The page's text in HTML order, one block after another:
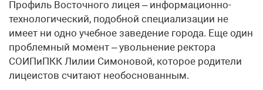
Профиль Восточного лицея – информационно-
технологический, подобной специализации не
имеет ни одно учебное заведение города. Еще один
проблемный момент – увольнение ректора
СОИПиПКК Лилии Симоновой, которое родители
лицеистов считают необоснованным.